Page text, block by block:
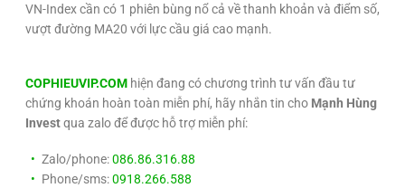
VN-Index cần có 1 phiên bùng nổ cả về thanh khoản và điểm số,
vượt đường MA20 với lực cầu giá cao mạnh.
COPHIEUVIP.COM hiện đang có chương trình tư vấn đầu tư
chứng khoán hoàn toàn miễn phí, hãy nhắn tin cho Mạnh Hùng
Investqua zalo để được hỗ trợ miễn phí:
Zalo/phone:086.86.316.88
Phone/sms:0918.266.588